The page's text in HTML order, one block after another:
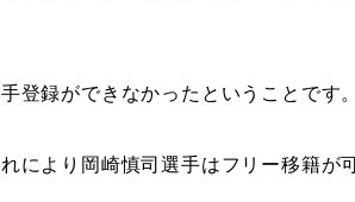
登録ができなかったということです。
により岡崎慎司選手はフリー移籍が